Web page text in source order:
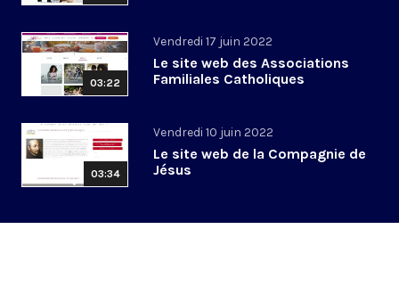
03:22
Vendredi 17 juin 2022
Le site web des Associations
Familiales Catholiques
03:34
Vendredi 10 juin 2022
Le site web de la Compagnie de
Jésus